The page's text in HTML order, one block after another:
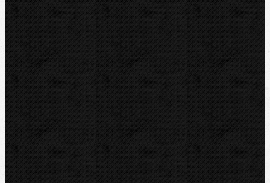
NIPO
ROTHENBERGER
REMS
VIRAX